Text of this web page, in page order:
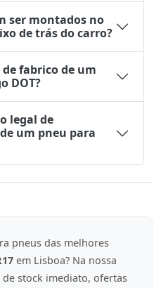
ser montados no
de trás do carro?
fabrico de um
DOT?
legal de
um pneu para
pneus das melhores
em Lisboa? Na nossa
stock imediato, ofertas